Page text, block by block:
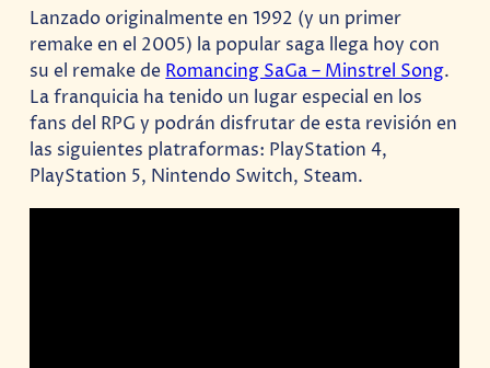
Lanzado originalmente en 1992 (y un primer
remake en el 2005) la popular saga llega hoy con
su el remake deRomancing SaGa – Minstrel Song.
La franquicia ha tenido un lugar especial en los
fans del RPG y podrán disfrutar de esta revisión en
las siguientes platraformas: PlayStation 4,
PlayStation 5, Nintendo Switch, Steam.